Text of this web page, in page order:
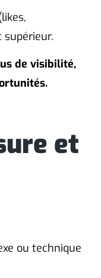
de visibilité,
et
ou technique